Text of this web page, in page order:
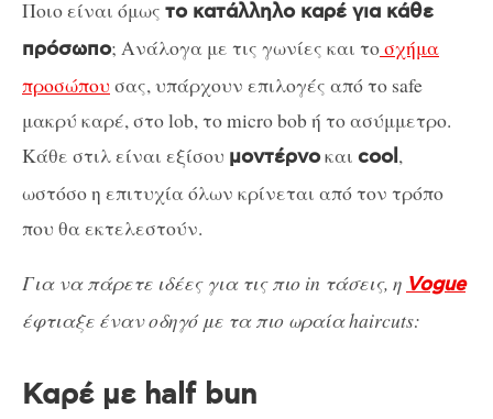
Ποιο είναι όμως το κατάλληλο καρέ για κάθε
πρόσωπο; Ανάλογα με τις γωνίες και τοσχήμα
προσώπου σας, υπάρχουν επιλογές από το safe
μακρύ καρέ, στο lob, το micro bob ή το ασύμμετρο.
Κάθε στιλ είναι εξίσου μοντέρνοκαι cool,
ωστόσο η επιτυχία όλων κρίνεται από τον τρόπο
που θα εκτελεστούν.
Για να πάρετε ιδέες για τις πιο in τάσεις, η Vogue
έφτιαξε έναν οδηγό με τα πιο ωραία haircuts:
Καρέ με half bun